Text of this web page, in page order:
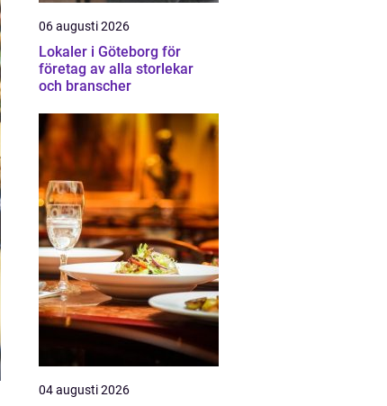
06 augusti 2026
Lokaler i Göteborg för
företag av alla storlekar
och branscher
04 augusti 2026